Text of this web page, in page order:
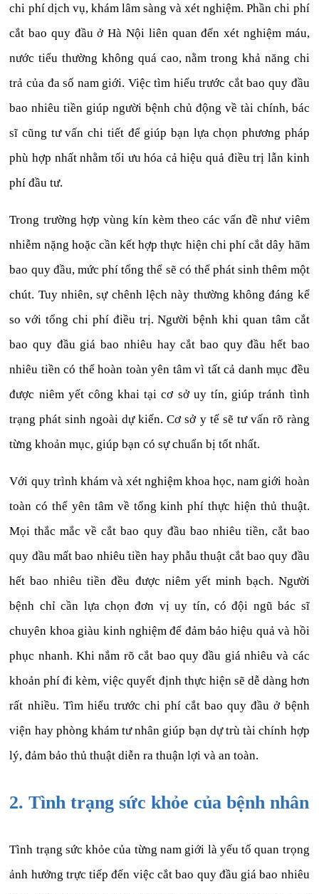
chi phí dịch vụ, khám lâm sàng và xét nghiệm. Phần chi phí
cắt bao quy đầu ở Hà Nội liên quan đến xét nghiệm máu,
nước tiểu thường không quá cao, nằm trong khả năng chi
trả của đa số nam giới. Việc tìm hiểu trước cắt bao quy đầu
bao nhiêu tiền giúp người bệnh chủ động về tài chính, bác
sĩ cũng tư vấn chi tiết để giúp bạn lựa chọn phương pháp
phù hợp nhất nhằm tối ưu hóa cả hiệu quả điều trị lẫn kinh
phí đầu tư.
Trong trường hợp vùng kín kèm theo các vấn đề như viêm
nhiễm nặng hoặc cần kết hợp thực hiện chi phí cắt dây hãm
bao quy đầu, mức phí tổng thể sẽ có thể phát sinh thêm một
chút. Tuy nhiên, sự chênh lệch này thường không đáng kể
so với tổng chi phí điều trị. Người bệnh khi quan tâm cắt
bao quy đầu giá bao nhiêu hay cắt bao quy đầu hết bao
nhiêu tiền có thể hoàn toàn yên tâm vì tất cả danh mục đều
được niêm yết công khai tại cơ sở uy tín, giúp tránh tình
trạng phát sinh ngoài dự kiến. Cơ sở y tế sẽ tư vấn rõ ràng
từng khoản mục, giúp bạn có sự chuẩn bị tốt nhất.
Với quy trình khám và xét nghiệm khoa học, nam giới hoàn
toàn có thể yên tâm về tổng kinh phí thực hiện thủ thuật.
Mọi thắc mắc về cắt bao quy đầu bao nhiêu tiền, cắt bao
quy đầu mất bao nhiêu tiền hay phẫu thuật cắt bao quy đầu
hết bao nhiêu tiền đều được niêm yết minh bạch. Người
bệnh chỉ cần lựa chọn đơn vị uy tín, có đội ngũ bác sĩ
chuyên khoa giàu kinh nghiệm để đảm bảo hiệu quả và hồi
phục nhanh. Khi nắm rõ cắt bao quy đầu giá nhiêu và các
khoản phí đi kèm, việc quyết định thực hiện sẽ dễ dàng hơn
rất nhiều. Tìm hiểu trước chi phí cắt bao quy đầu ở bệnh
viện hay phòng khám tư nhân giúp bạn dự trù tài chính hợp
lý, đảm bảo thủ thuật diễn ra thuận lợi và an toàn.
2. Tình trạng sức khỏe của bệnh nhân
Tình trạng sức khỏe của từng nam giới là yếu tố quan trọng
ảnh hưởng trực tiếp đến việc cắt bao quy đầu giá bao nhiêu